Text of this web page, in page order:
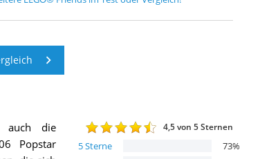
4,5von 5 Sternen
5Sterne 73%
auch die
Popstar